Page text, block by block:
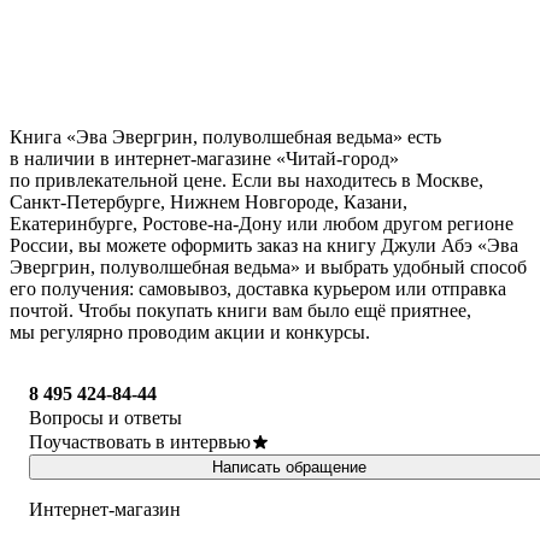
Книга «Эва Эвергрин, полуволшебная ведьма» есть
в наличии в интернет-магазине «Читай-город»
по привлекательной цене. Если вы находитесь в Москве,
Санкт-Петербурге, Нижнем Новгороде, Казани,
Екатеринбурге, Ростове-на-Дону или любом другом регионе
России, вы можете оформить заказ на книгу Джули Абэ «Эва
Эвергрин, полуволшебная ведьма» и выбрать удобный способ
его получения: самовывоз, доставка курьером или отправка
почтой. Чтобы покупать книги вам было ещё приятнее,
мы регулярно проводим акции и конкурсы.
8 495 424-84-44
Вопросы и ответы
Поучаствовать в интервью
Написать обращение
Интернет-магазин